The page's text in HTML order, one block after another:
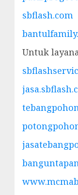
sbflash.com
Untuk